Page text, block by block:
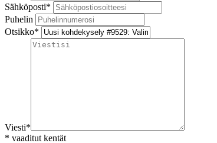
Sähköposti*
Puhelin
Otsikko*
Viesti*
* vaaditut kentät